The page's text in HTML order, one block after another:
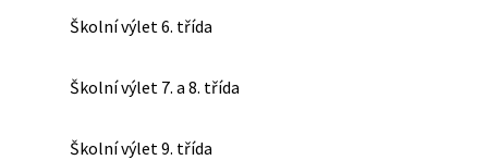
Školní výlet 6. třída
Školní výlet 7. a 8. třída
Školní výlet 9. třída